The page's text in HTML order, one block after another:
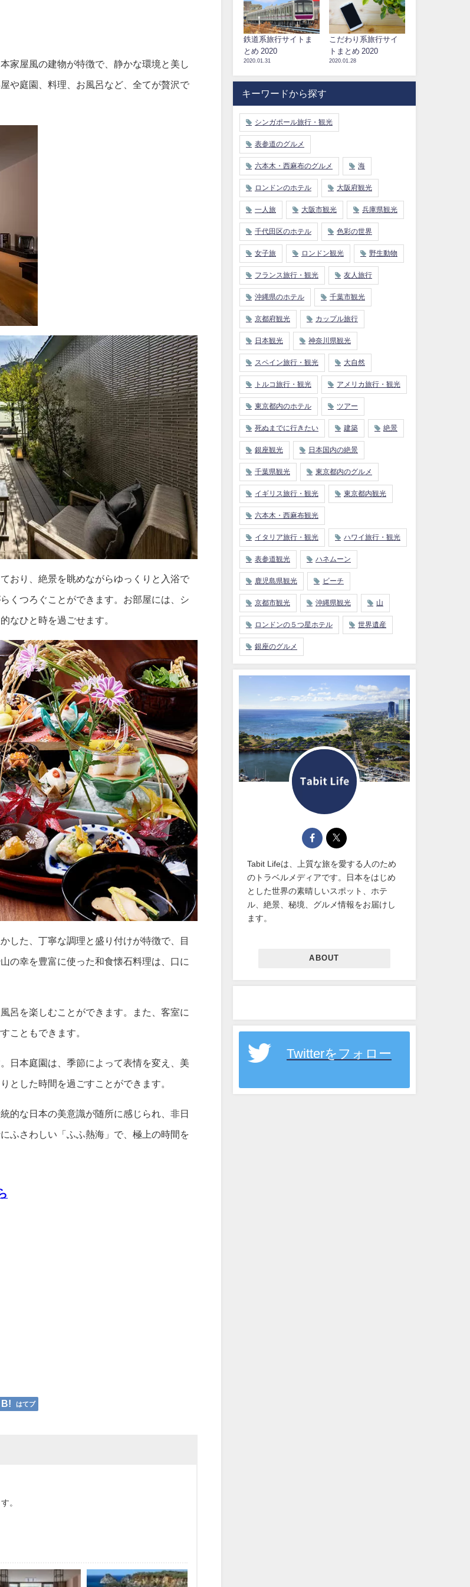
家屋風の建物が特徴で、静かな環境と美し
や庭園、料理、お風呂など、全てが贅沢で
おり、絶景を眺めながらゆっくりと入浴で
くつろぐことができます。お部屋には、シ
なひと時を過ごせます。
した、丁寧な調理と盛り付けが特徴で、目
の幸を豊富に使った和食懐石料理は、口に
呂を楽しむことができます。また、客室に
こともできます。
日本庭園は、季節によって表情を変え、美
とした時間を過ごすことができます。
的な日本の美意識が随所に感じられ、非日
ふさわしい「ふふ熱海」で、極上の時間を
はてブ
。
鉄道系旅行サイトま
とめ 2020
2020.01.31
こだわり系旅行サイ
トまとめ 2020
2020.01.28
キーワードから探す
シンガポール旅行・観光
表参道のグルメ
六本木・西麻布のグルメ 海
ロンドンのホテル 大阪府観光
一人旅 大阪市観光 兵庫県観光
千代田区のホテル 色彩の世界
女子旅 ロンドン観光 野生動物
フランス旅行・観光 友人旅行
沖縄県のホテル 千葉市観光
京都府観光 カップル旅行
日本観光 神奈川県観光
スペイン旅行・観光 大自然
トルコ旅行・観光 アメリカ旅行・観光
東京都内のホテル ツアー
死ぬまでに行きたい 建築 絶景
銀座観光 日本国内の絶景
千葉県観光 東京都内のグルメ
イギリス旅行・観光 東京都内観光
六本木・西麻布観光
イタリア旅行・観光 ハワイ旅行・観光
表参道観光 ハネムーン
鹿児島県観光 ビーチ
京都市観光 沖縄県観光 山
ロンドンの５つ星ホテル 世界遺産
銀座のグルメ
Tabit Lifeは、上質な旅を愛する人のため
のトラベルメディアです。日本をはじめ
とした世界の素晴しいスポット、ホテ
ル、絶景、秘境、グルメ情報をお届けし
ます。
ABOUT
Twitterをフォロー